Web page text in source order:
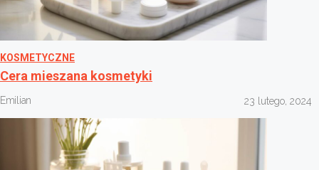
KOSMETYCZNE
Cera mieszana kosmetyki
Emilian 23 lutego, 2024